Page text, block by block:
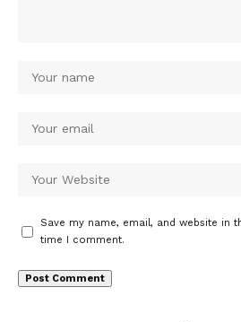
Save my name, email, and website in
time I comment.